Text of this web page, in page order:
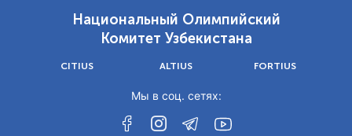
Национальный Олимпийский
Комитет Узбекистана
CITIUS ALTIUS FORTIUS
Мы в соц. сетях: